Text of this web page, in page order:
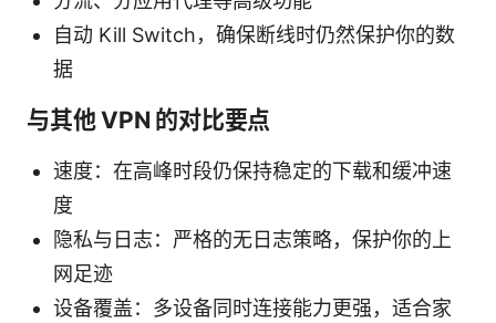
自动 Kill Switch，确保断线时仍然保护你的数
据
与其他 VPN 的对比要点
速度：在高峰时段仍保持稳定的下载和缓冲速
度
隐私与日志：严格的无日志策略，保护你的上
网足迹
设备覆盖：多设备同时连接能力更强，适合家